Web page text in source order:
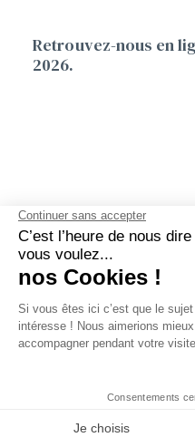
Retrouvez-nous en
2026.